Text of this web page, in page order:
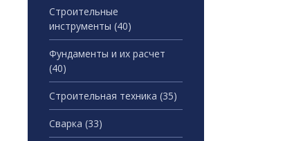
Строительные
инструменты (40)
Фундаменты и их расчет
(40)
Строительная техника (35)
Сварка (33)